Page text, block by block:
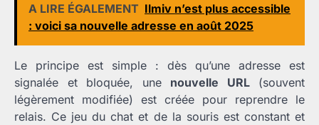
A LIRE ÉGALEMENT Ilmiv n’est plus accessible
: voici sa nouvelle adresse en août 2025
Le principe est simple : dès qu’une adresse est
signalée et bloquée, une nouvelle URL(souvent
légèrement modifiée) est créée pour reprendre le
relais. Ce jeu du chat et de la souris est constant et